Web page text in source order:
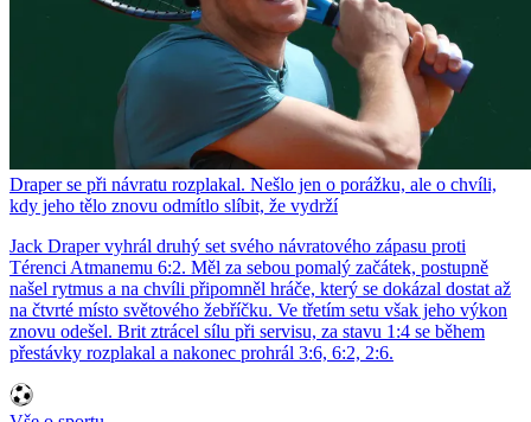
Draper se při návratu rozplakal. Nešlo jen o porážku, ale o chvíli,
kdy jeho tělo znovu odmítlo slíbit, že vydrží
Jack Draper vyhrál druhý set svého návratového zápasu proti
Térenci Atmanemu 6:2. Měl za sebou pomalý začátek, postupně
našel rytmus a na chvíli připomněl hráče, který se dokázal dostat až
na čtvrté místo světového žebříčku. Ve třetím setu však jeho výkon
znovu odešel. Brit ztrácel sílu při servisu, za stavu 1:4 se během
přestávky rozplakal a nakonec prohrál 3:6, 6:2, 2:6.